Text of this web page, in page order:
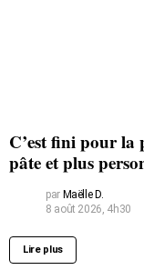
C’est fini pour la
pâte et plus
par Maëlle D.
8 août 2026, 4h30
Lire plus